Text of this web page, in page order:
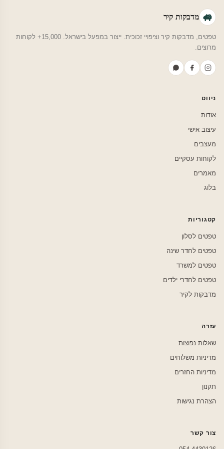
מדבקות קיר
טפטים, מדבקות קיר וציפויי זכוכית. ייצור במפעל בישראל. 15,000+ לקוחות
מרוצים.
ניווט
אודות
עיצוב אישי
מעצבים
לקוחות עסקיים
מאמרים
בלוג
קטגוריות
טפטים לסלון
טפטים לחדר שינה
טפטים למשרד
טפטים לחדרי ילדים
מדבקות לקיר
עזרה
שאלות נפוצות
מדיניות משלוחים
מדיניות החזרים
תקנון
הצהרת נגישות
צור קשר